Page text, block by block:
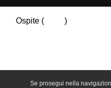
Se prosegui nella
Ospite (
)